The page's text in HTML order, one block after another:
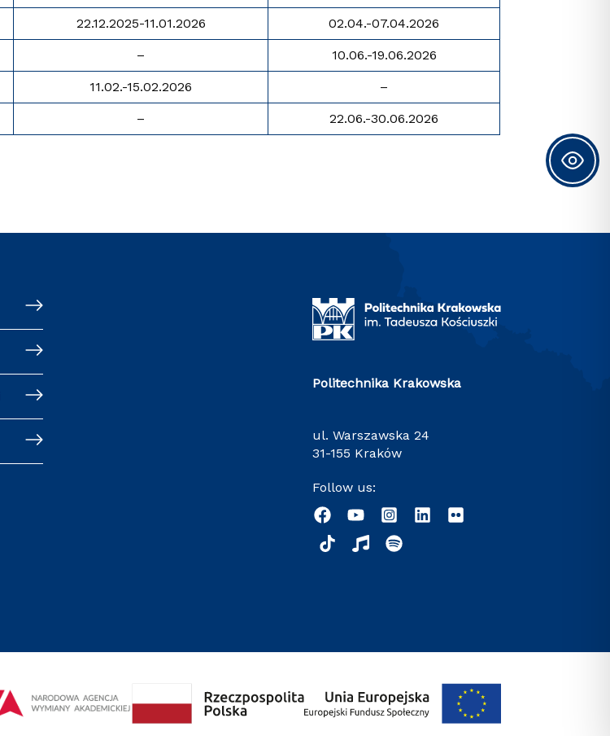
22.12.2025-11.01.2026 02.04.-07.04.2026
– 10.06.-19.06.2026
11.02.-15.02.2026 –
– 22.06.-30.06.2026
Politechnika Krakowska
ul. Warszawska 24
31-155 Kraków
Follow us: